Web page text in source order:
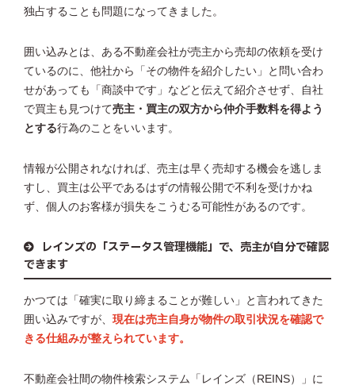
独占することも問題になってきました。
囲い込みとは、ある不動産会社が売主から売却の依頼を受け
ているのに、他社から「その物件を紹介したい」と問い合わ
せがあっても「商談中です」などと伝えて紹介させず、自社
で買主も見つけて売主・買主の双方から仲介手数料を得よう
とする行為のことをいいます。
情報が公開されなければ、売主は早く売却する機会を逃しま
すし、買主は公平であるはずの情報公開で不利を受けかね
ず、個人のお客様が損失をこうむる可能性があるのです。
レインズの「ステータス管理機能」で、売主が自分で確認
できます
かつては「確実に取り締まることが難しい」と言われてきた
囲い込みですが、 現在は売主自身が物件の取引状況を確認で
きる仕組みが整えられています。
不動産会社間の物件検索システム「レインズ（REINS）」に